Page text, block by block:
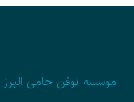
موسسه نوفن حامی